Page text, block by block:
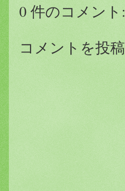
0 件のコメント:
コメントを投稿